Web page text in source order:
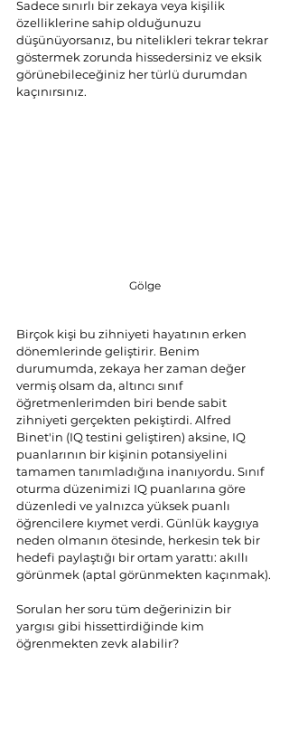
Sadece sınırlı bir zekaya veya kişilik
özelliklerine sahip olduğunuzu
düşünüyorsanız, bu nitelikleri tekrar tekrar
göstermek zorunda hissedersiniz ve eksik
görünebileceğiniz her türlü durumdan
kaçınırsınız.
Gölge
Birçok kişi bu zihniyeti hayatının erken
dönemlerinde geliştirir. Benim
durumumda, zekaya her zaman değer
vermiş olsam da, altıncı sınıf
öğretmenlerimden biri bende sabit
zihniyeti gerçekten pekiştirdi. Alfred
Binet'in (IQ testini geliştiren) aksine, IQ
puanlarının bir kişinin potansiyelini
tamamen tanımladığına inanıyordu. Sınıf
oturma düzenimizi IQ puanlarına göre
düzenledi ve yalnızca yüksek puanlı
öğrencilere kıymet verdi. Günlük kaygıya
neden olmanın ötesinde, herkesin tek bir
hedefi paylaştığı bir ortam yarattı: akıllı
görünmek (aptal görünmekten kaçınmak).
Sorulan her soru tüm değerinizin bir
yargısı gibi hissettirdiğinde kim
öğrenmekten zevk alabilir?